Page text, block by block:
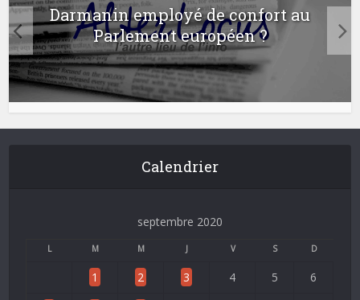
Darmanin employé de confort au
Parlement européen ?
Calendrier
septembre 2020
L M M J V S D
1 2 3 4 5 6